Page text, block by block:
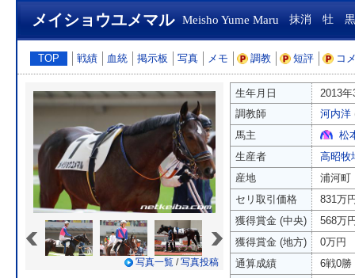
メイショウユメマル Meisho Yume Maru 抹消 牡 黒
TOP 戦績 血統 掲示板 写真 メモ 調教 短評 コ
写真一覧 /写真投稿
生年月日
2013
調教師
河内洋
馬主
松
生産者
高昭牧
産地
浦河町
セリ取引価格
831万
獲得賞金 (中央)
568万
獲得賞金 (地方)
0万円
通算成績
6戦0勝